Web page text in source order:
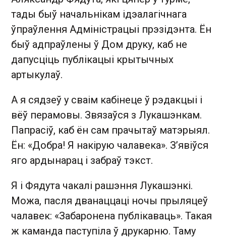
тады быў начальнікам ідэалагічнага
ўпраўлення Адміністрацыі прэзідэнта. Ён
быў адпраўлены ў Дом друку, каб не
дапусціць публікацыі крытычных
артыкулаў.
А я сядзеў у сваім кабінеце ў рэдакцыі і
вёў перамовы. Звязаўся з Лукашэнкам.
Папрасіў, каб ён сам прачытаў матэрыял.
Ён: «Добра! Я накірую чалавека». З’явіўся
яго ардынарац і забраў тэкст.
Я і Фядута чакалі рашэння Лукашэнкі.
Можа, пасля дванаццаці ночы прыляцеў
чалавек: «Забаронена публікаваць». Такая
ж каманда паступіла ў друкарню. Таму